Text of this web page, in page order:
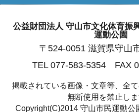
公益財団法人 守山市文化体育
運動公園
〒524-0051 滋賀県守山
TEL 077-583-5354 FAX
掲載されている画像・文章等、全
無断使用を禁止しま
Copyright(C)2014 守山市民運動公